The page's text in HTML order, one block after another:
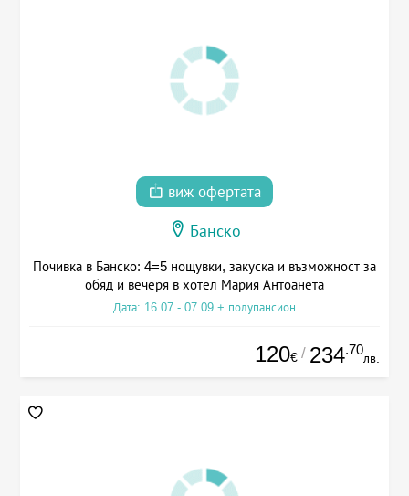
виж офертата
Банско
Почивка в Банско: 4=5 нощувки, закуска и възможност за
обяд и вечеря в хотел Мария Антоанета
Дата: 16.07 - 07.09 + полупансион
120€ / 234.70
лв.